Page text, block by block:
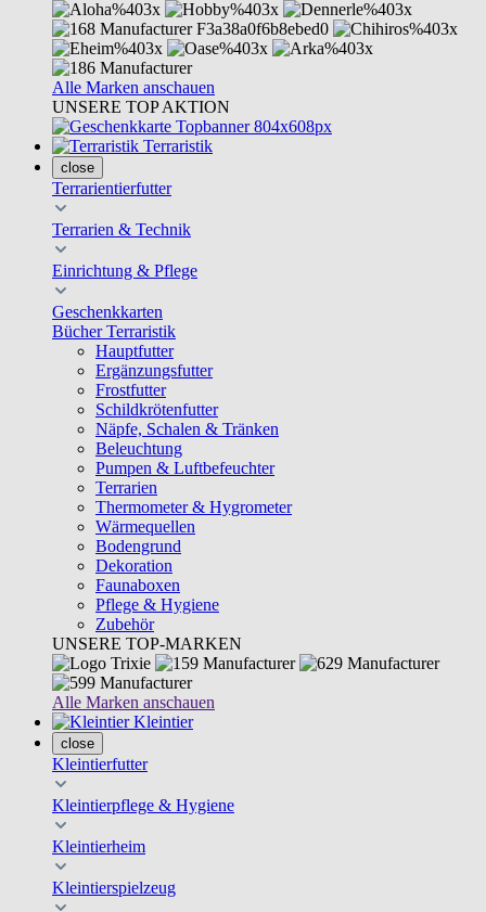
Alle Marken anschauen
UNSERE TOP AKTION
Terraristik
close
Terrarientierfutter
Terrarien & Technik
Einrichtung & Pflege
Geschenkkarten
Bücher Terraristik
Hauptfutter
Ergänzungsfutter
Frostfutter
Schildkrötenfutter
Näpfe, Schalen & Tränken
Beleuchtung
Pumpen & Luftbefeuchter
Terrarien
Thermometer & Hygrometer
Wärmequellen
Bodengrund
Dekoration
Faunaboxen
Pflege & Hygiene
Zubehör
UNSERE TOP-MARKEN
Alle Marken anschauen
Kleintier
close
Kleintierfutter
Kleintierpflege & Hygiene
Kleintierheim
Kleintierspielzeug